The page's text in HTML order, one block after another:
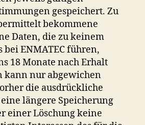
gespeichert. Zu
bekommene
Daten, die zu keinem
ENMATEC führen,
18 Monate nach Erhalt
kann nur abgewichen
die ausdrückliche
längere Speicherung
einer Löschung keine